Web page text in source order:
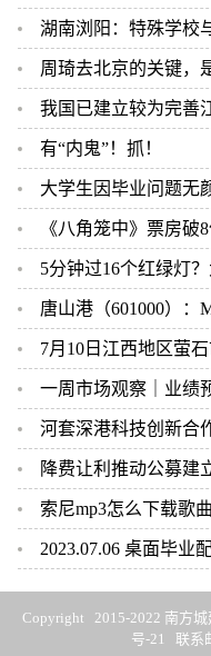
湖南浏阳：特殊学校与妇幼
周琦去北京的关键，
我国已建立较为完善江豚
有“内鬼”！抓！
大学生因毕业问题无颜回
《八角笼中》票房破
5分钟过16个红绿灯
唐山港（601000）：MACD指
7月10日江西地区萤
一周市场观察｜业绩预告与实际业
河套深港科技创新
降费让利推动公募建
索尼mp3怎么下载歌曲
2023.07.06 桌面毕业
Copyright 2015-2022 南方城
号-21
联系